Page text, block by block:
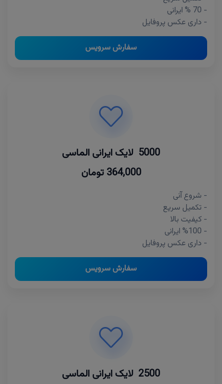
- 70 % ایرانی
- داری عکس پروفایل
سفارش سرویس
5000 لایک ایرانی الماسی
364,000 تومان
- شروع آنی
- تکمیل سریع
- کیفیت بالا
- %100 ایرانی
- داری عکس پروفایل
سفارش سرویس
2500 لایک ایرانی الماسی